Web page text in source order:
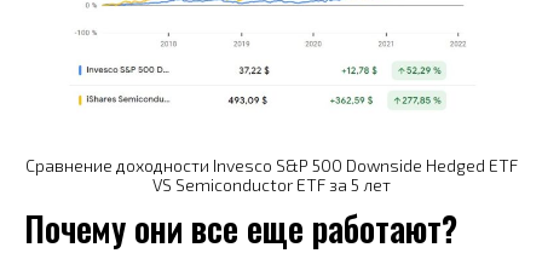
Сравнение доходности Invesco S&P 500 Downside Hedged ETF
VS Semiconductor ETF за 5 лет
Почему они все еще работают?